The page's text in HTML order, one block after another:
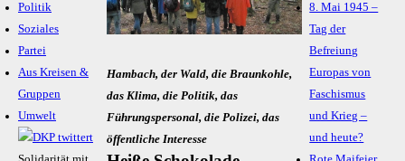
Politik
Soziales
Partei
Aus Kreisen &
Gruppen
Umwelt
Hambach, der Wald, die Braunkohle,
das Klima, die Politik, das
Führungspersonal, die Polizei, das
öffentliche Interesse
8. Mai 1945 –
Tag der
Befreiung
Europas von
Faschismus
und Krieg –
und heute?